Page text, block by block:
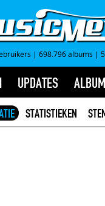
| 698.796 albums |
UPDATES
STATISTIEKEN